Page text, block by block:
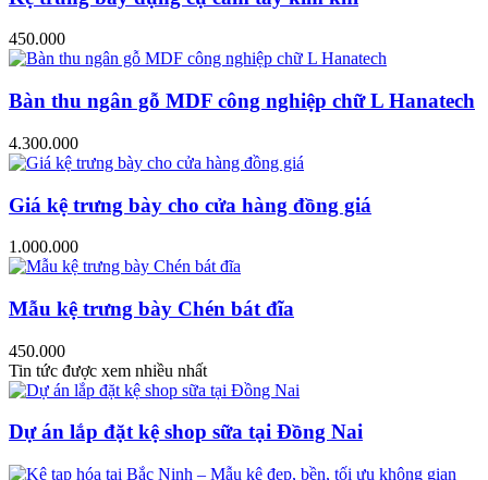
450.000
Bàn thu ngân gỗ MDF công nghiệp chữ L Hanatech
4.300.000
Giá kệ trưng bày cho cửa hàng đồng giá
1.000.000
Mẫu kệ trưng bày Chén bát đĩa
450.000
Tin tức được xem nhiều nhất
Dự án lắp đặt kệ shop sữa tại Đồng Nai